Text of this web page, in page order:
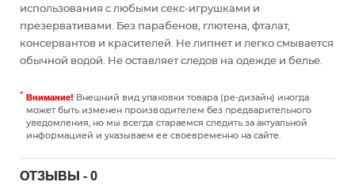
использования с любыми секс-игрушками и
презервативами. Без парабенов, глютена, фталат,
консервантов и красителей. Не липнет и легко смывается
обычной водой. Не оставляет следов на одежде и белье.
Внимание! Внешний вид упаковки товара (ре-дизайн) иногда
может быть изменен производителем без предварительного
уведомления, но мы всегда стараемся следить за актуальной
информацией и указываем ее своевременно на сайте.
ОТЗЫВЫ - 0